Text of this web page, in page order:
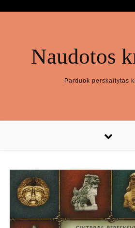
Naudotos
Parduok perskaitytas